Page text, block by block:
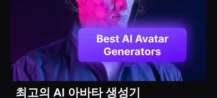
최고의 AI 아바타 생성기